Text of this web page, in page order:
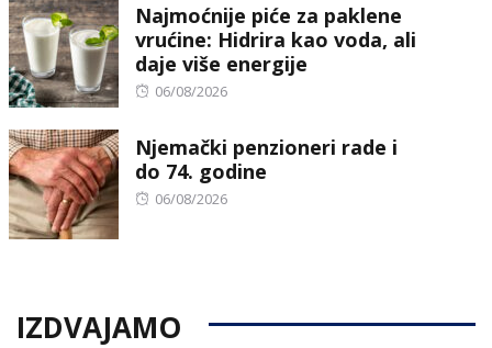
Najmoćnije piće za paklene
vrućine: Hidrira kao voda, ali
daje više energije
Posted
06/08/2026
Njemački penzioneri rade i
do 74. godine
Posted
06/08/2026
IZDVAJAMO